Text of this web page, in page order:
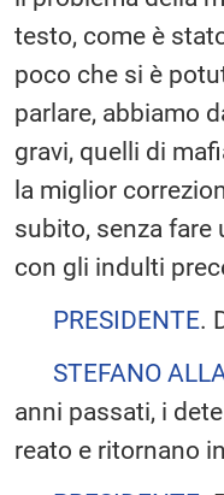
testo, come è
poco che si è
parlare, abbiamo
gravi, quelli di
la miglior
subito, senza
con gli indulti
PRESIDENTE.
STEFANO
anni passati, i
reato e ritornano